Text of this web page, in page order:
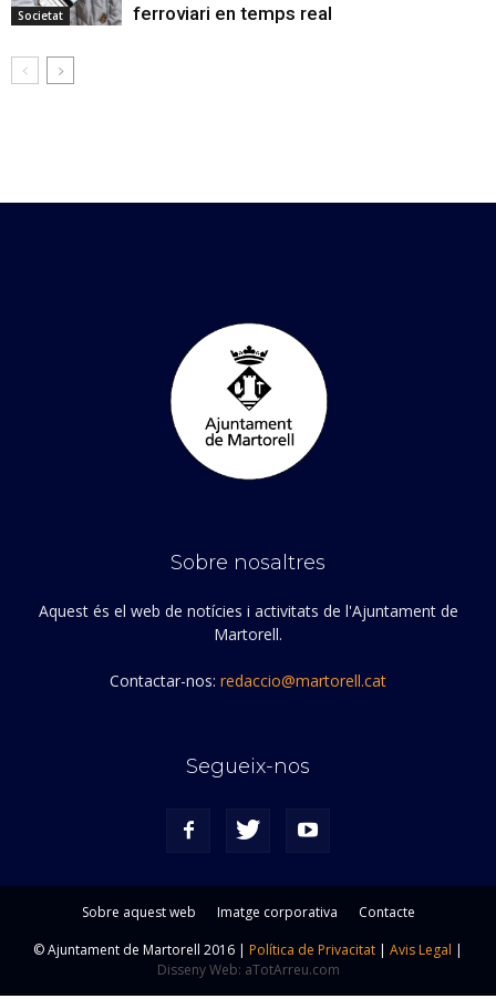
Societat
ferroviari en temps real
Sobre nosaltres
Aquest és el web de notícies i activitats de l'Ajuntament de
Martorell.
Contactar-nos: redaccio@martorell.cat
Segueix-nos
Sobre aquest web Imatge corporativa
Contacte
© Ajuntament de Martorell 2016 | Política de Privacitat | Avis Legal |
Disseny Web: aTotArreu.com